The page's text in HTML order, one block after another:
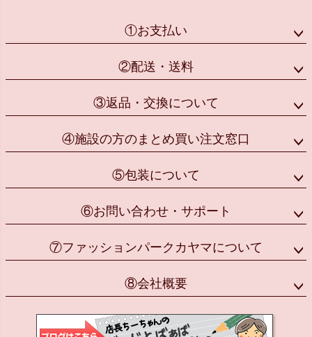
①お支払い
②配送・送料
③返品・交換について
④施設の方のまとめ買い注文窓口
⑤包装について
⑥お問い合わせ・サポート
⑦ファッションパークカヤマについて
⑧会社概要